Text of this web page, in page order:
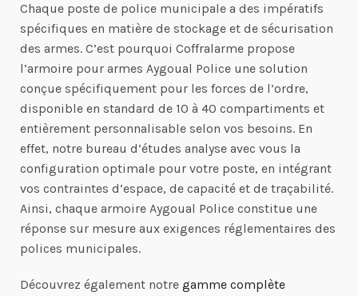
Chaque poste de police municipale a des impératifs
spécifiques en matière de stockage et de sécurisation
des armes. C’est pourquoi Coffralarme propose
l’armoire pour armes Aygoual Police une solution
conçue spécifiquement pour les forces de l’ordre,
disponible en standard de 10 à 40 compartiments et
entièrement personnalisable selon vos besoins. En
effet, notre bureau d’études analyse avec vous la
configuration optimale pour votre poste, en intégrant
vos contraintes d’espace, de capacité et de traçabilité.
Ainsi, chaque armoire Aygoual Police constitue une
réponse sur mesure aux exigences réglementaires des
polices municipales.
Découvrez également notre gamme complète